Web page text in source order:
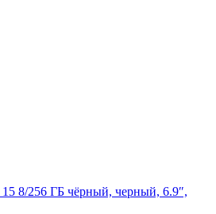
8/256 ГБ чёрный, черный, 6.9″,